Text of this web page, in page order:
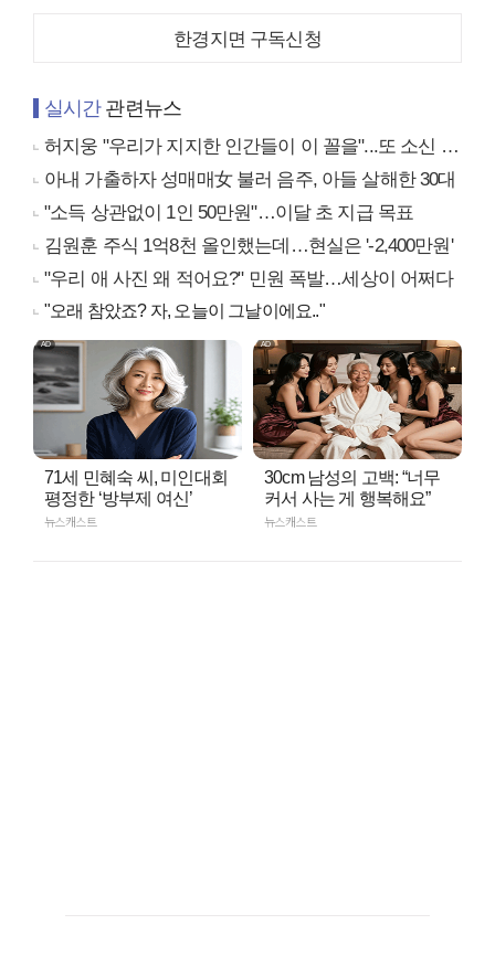
한경지면 구독신청
실시간관련뉴스
허지웅 "우리가 지지한 인간들이 이 꼴을"...또 소신 발언
아내 가출하자 성매매女 불러 음주, 아들 살해한 30대
"소득 상관없이 1인 50만원"…이달 초 지급 목표
김원훈 주식 1억8천 올인했는데…현실은 '-2,400만원'
"우리 애 사진 왜 적어요?" 민원 폭발…세상이 어쩌다
"오래 참았죠? 자, 오늘이 그날이에요.."
71세 민혜숙 씨, 미인대회
평정한 ‘방부제 여신’
뉴스캐스트
30cm 남성의 고백: “너무
커서 사는 게 행복해요”
뉴스캐스트